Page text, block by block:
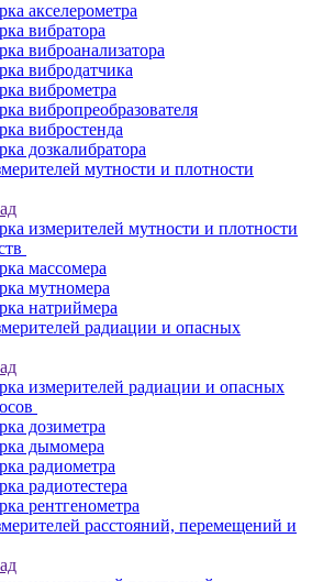
акселерометра
вибратора
виброанализатора
вибродатчика
виброметра
вибропреобразователя
вибростенда
дозкалибратора
мутности и плотности
измерителей мутности и плотности
массомера
мутномера
натриймера
радиации и опасных
измерителей радиации и опасных
дозиметра
дымомера
радиометра
радиотестера
рентгенометра
расстояний, перемещений и